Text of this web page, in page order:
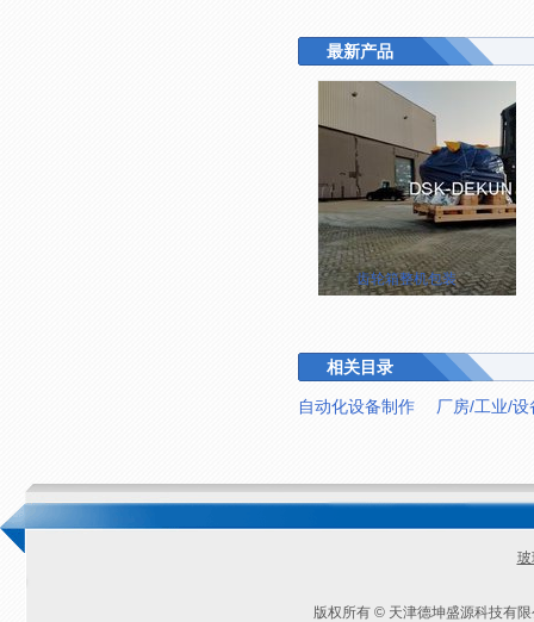
最新产品
齿轮箱整机包装
相关目录
自动化设备制作 厂房/工业/
版权所有 © 天津德坤盛源科技有